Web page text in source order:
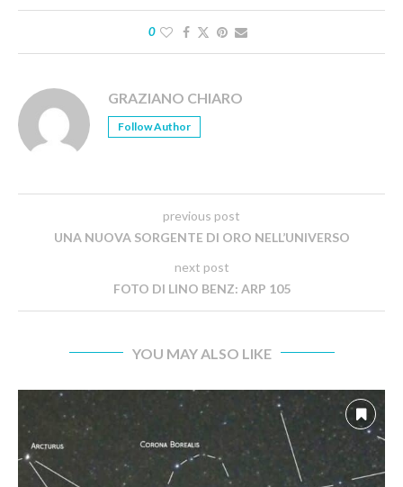
0
GRAZIANO CHIARO
Follow Author
previous post
UNA NUOVA SORGENTE DI ORO NELL’UNIVERSO
next post
FOTO DI LINO BENZ: ARP 105
YOU MAY ALSO LIKE